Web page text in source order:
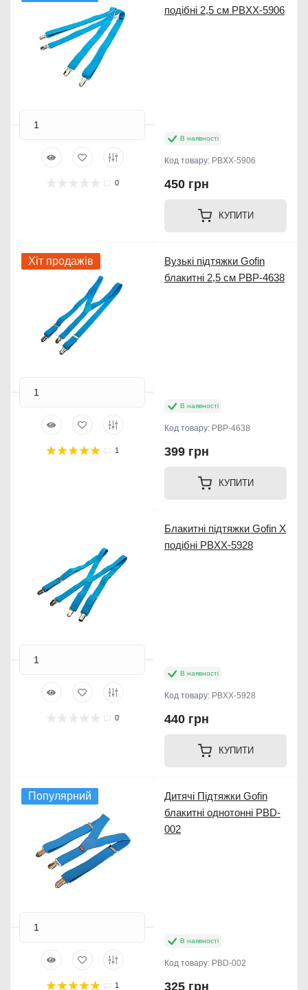
0
подібні 2,5 см PBXX-5906
В наявності
Код товару: PBXX-5906
450 грн
КУПИТИ
Хіт продажів
1
Вузькі підтяжки Gofin
блакитні 2,5 см PBP-4638
В наявності
Код товару: PBP-4638
399 грн
КУПИТИ
0
Блакитні підтяжки Gofin Х
подібні PBXX-5928
В наявності
Код товару: PBXX-5928
440 грн
КУПИТИ
Популярний
1
Дитячі Підтяжки Gofin
блакитні однотонні PBD-
002
В наявності
Код товару: PBD-002
325 грн